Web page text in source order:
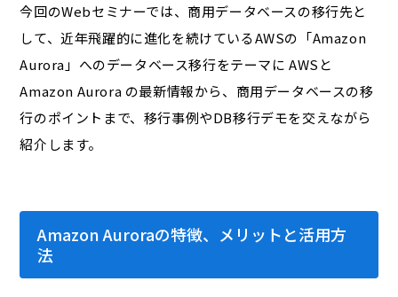
今回のWebセミナーでは、商用データベースの移行先と
して、近年飛躍的に進化を続けているAWSの「Amazon
Aurora」へのデータベース移行をテーマに AWSと
Amazon Aurora の最新情報から、商用データベースの移
行のポイントまで、移行事例やDB移行デモを交えながら
紹介します。
Amazon Auroraの特徴、メリットと活用方
法